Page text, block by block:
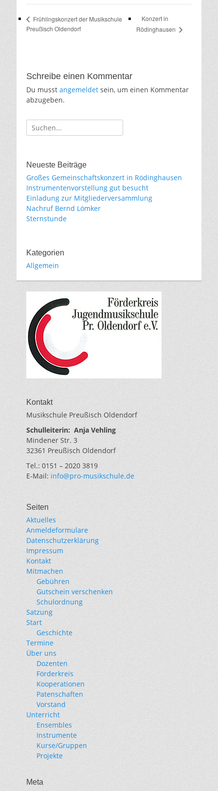
Frühlingskonzert der Musikschule
Preußisch Oldendorf
Konzert in
Rödinghausen
Schreibe einen Kommentar
Du musst angemeldet sein, um einen Kommentar
abzugeben.
Suche
für:
Neueste Beiträge
Großes Gemeinschaftskonzert in Rödinghausen
Instrumentenvorstellung gut besucht
Einladung zur Mitgliederversammlung
Nachruf Bernd Lömker
Sternstunde
Kategorien
Allgemein
Kontakt
Musikschule Preußisch Oldendorf
Schulleiterin: Anja Vehling
Mindener Str. 3
32361 Preußisch Oldendorf
Tel.: 0151 – 2020 3819
E-Mail: info@pro-musikschule.de
Seiten
Aktuelles
Anmeldeformulare
Datenschutzerklärung
Impressum
Kontakt
Mitmachen
Gebühren
Gutschein verschenken
Schulordnung
Satzung
Start
Geschichte
Termine
Über uns
Dozenten
Förderkreis
Kooperationen
Patenschaften
Vorstand
Unterricht
Ensembles
Instrumente
Kurse/Gruppen
Projekte
Meta